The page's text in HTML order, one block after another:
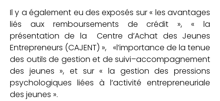
Il y a également eu des exposés sur « les avantages
liés aux remboursements de crédit », « la
présentation de la Centre d’Achat des Jeunes
Entrepreneurs (CAJENT) », «l’importance de la tenue
des outils de gestion et de suivi–accompagnement
des jeunes », et sur « la gestion des pressions
psychologiques liées à l’activité entrepreneuriale
des jeunes ».